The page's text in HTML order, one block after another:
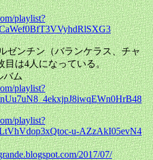
playlist?
ゼンチン（バランケラス、チャ
目は4人になっている。
バム
playlist?
playlist?
u-AZzAkI05evN4
2017/07/